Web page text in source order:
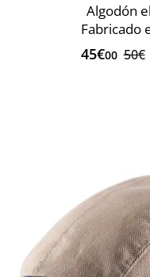
Algodón
Fabricado
45€00 50€